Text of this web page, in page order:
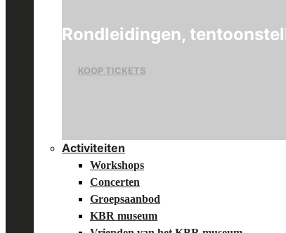
Rondleidingen,
KOOP TICKETS
Activiteiten
Workshops
Concerten
Groepsaanbod
KBR museum